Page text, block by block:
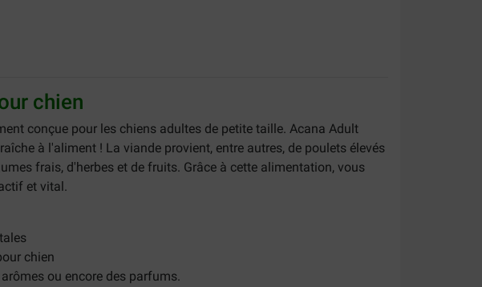
chien
conçue pour les chiens adultes de petite taille. Acana Adult
à l'aliment ! La viande provient, entre autres, de poulets élevés
frais, d'herbes et de fruits. Grâce à cette alimentation, vous
et vital.
chien
ou encore des parfums.